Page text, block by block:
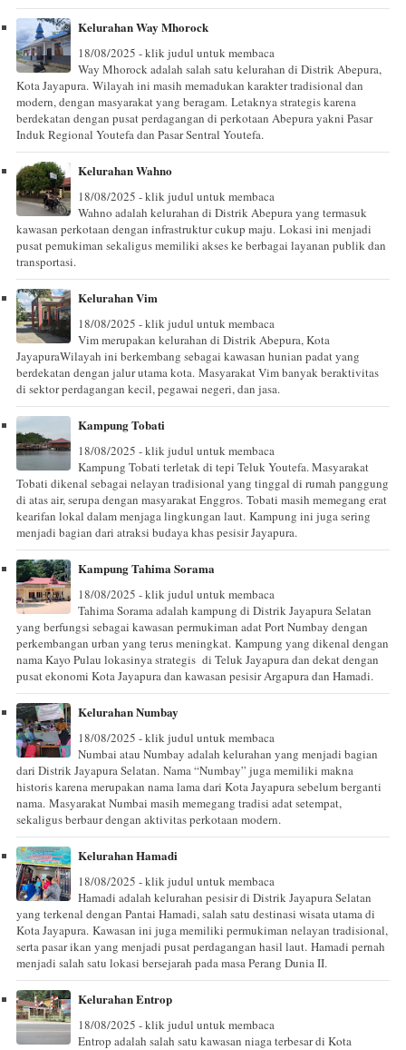
Kelurahan Way Mhorock
18/08/2025 - klik judul untuk membaca
Way Mhorock adalah salah satu kelurahan di Distrik Abepura,
Kota Jayapura. Wilayah ini masih memadukan karakter tradisional dan
modern, dengan masyarakat yang beragam. Letaknya strategis karena
berdekatan dengan pusat perdagangan di perkotaan Abepura yakni Pasar
Induk Regional Youtefa dan Pasar Sentral Youtefa.
Kelurahan Wahno
18/08/2025 - klik judul untuk membaca
Wahno adalah kelurahan di Distrik Abepura yang termasuk
kawasan perkotaan dengan infrastruktur cukup maju. Lokasi ini menjadi
pusat pemukiman sekaligus memiliki akses ke berbagai layanan publik dan
transportasi.
Kelurahan Vim
18/08/2025 - klik judul untuk membaca
Vim merupakan kelurahan di Distrik Abepura, Kota
JayapuraWilayah ini berkembang sebagai kawasan hunian padat yang
berdekatan dengan jalur utama kota. Masyarakat Vim banyak beraktivitas
di sektor perdagangan kecil, pegawai negeri, dan jasa.
Kampung Tobati
18/08/2025 - klik judul untuk membaca
Kampung Tobati terletak di tepi Teluk Youtefa. Masyarakat
Tobati dikenal sebagai nelayan tradisional yang tinggal di rumah panggung
di atas air, serupa dengan masyarakat Enggros. Tobati masih memegang erat
kearifan lokal dalam menjaga lingkungan laut. Kampung ini juga sering
menjadi bagian dari atraksi budaya khas pesisir Jayapura.
Kampung Tahima Sorama
18/08/2025 - klik judul untuk membaca
Tahima Sorama adalah kampung di Distrik Jayapura Selatan
yang berfungsi sebagai kawasan permukiman adat Port Numbay dengan
perkembangan urban yang terus meningkat. Kampung yang dikenal dengan
nama Kayo Pulau lokasinya strategis di Teluk Jayapura dan dekat dengan
pusat ekonomi Kota Jayapura dan kawasan pesisir Argapura dan Hamadi.
Kelurahan Numbay
18/08/2025 - klik judul untuk membaca
Numbai atau Numbay adalah kelurahan yang menjadi bagian
dari Distrik Jayapura Selatan. Nama “Numbay” juga memiliki makna
historis karena merupakan nama lama dari Kota Jayapura sebelum berganti
nama. Masyarakat Numbai masih memegang tradisi adat setempat,
sekaligus berbaur dengan aktivitas perkotaan modern.
Kelurahan Hamadi
18/08/2025 - klik judul untuk membaca
Hamadi adalah kelurahan pesisir di Distrik Jayapura Selatan
yang terkenal dengan Pantai Hamadi, salah satu destinasi wisata utama di
Kota Jayapura. Kawasan ini juga memiliki permukiman nelayan tradisional,
serta pasar ikan yang menjadi pusat perdagangan hasil laut. Hamadi pernah
menjadi salah satu lokasi bersejarah pada masa Perang Dunia II.
Kelurahan Entrop
18/08/2025 - klik judul untuk membaca
Entrop adalah salah satu kawasan niaga terbesar di Kota